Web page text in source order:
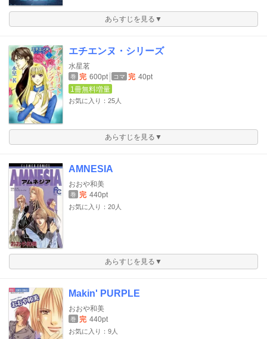
あらすじを見る▼
エチエンヌ・シリーズ
水星茗
巻 完 600pt コマ 完 40pt
1冊無料増量
お気に入り：25人
あらすじを見る▼
AMNESIA
おおや和美
巻 完 440pt
お気に入り：20人
あらすじを見る▼
Makin' PURPLE
おおや和美
巻 完 440pt
お気に入り：9人